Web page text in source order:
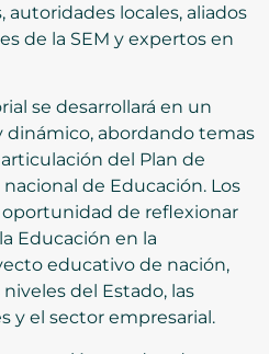
locales, aliados
de la SEM y expertos en
se desarrollará en un
abordando temas
del Plan de
de Educación. Los
de reflexionar
Educación en la
educativo de nación,
del Estado, las
y el sector empresarial.